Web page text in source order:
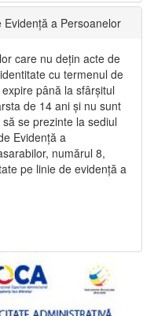
a Persoanelor
care nu dețin acte de
cu termenul de
până la sfârșitul
de 14 ani și nu sunt
se prezinte la sediul
Evidență a
numărul 8,
pe linie de evidență a